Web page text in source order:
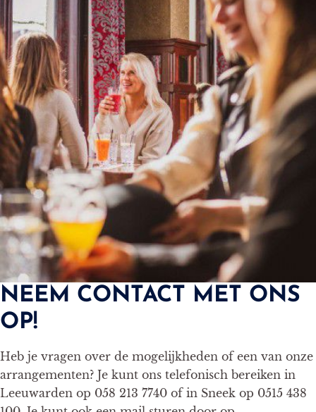
NEEM CONTACT MET ONS
OP!
Heb je vragen over de mogelijkheden of een van onze
arrangementen? Je kunt ons telefonisch bereiken in
Leeuwarden op 058 213 7740 of in Sneek op 0515 438